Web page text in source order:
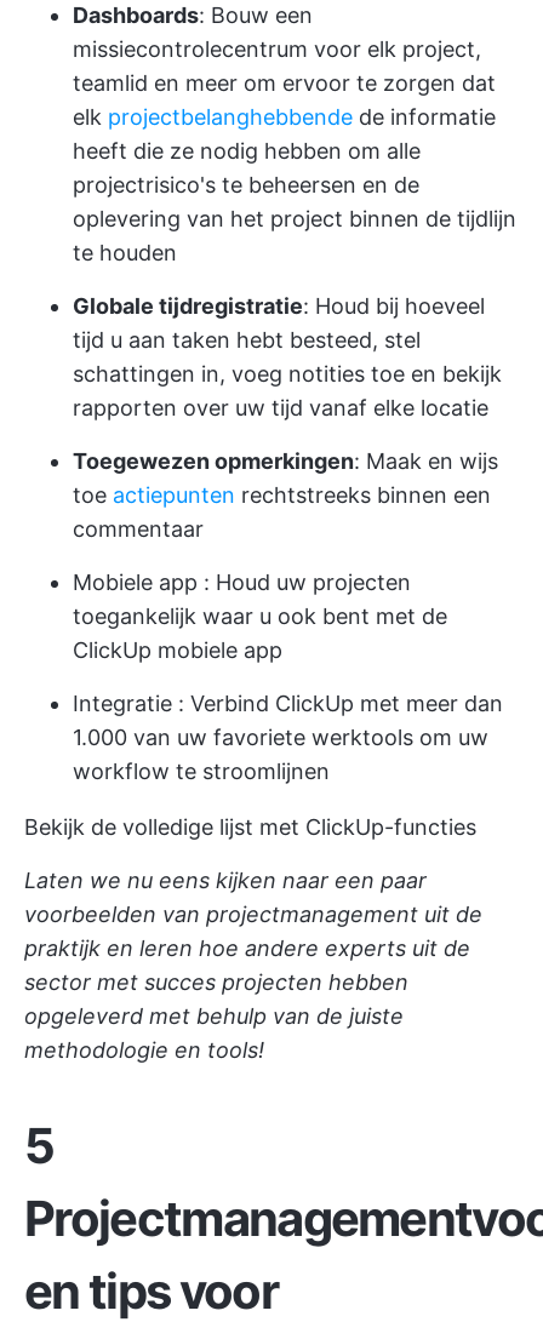
Dashboards: Bouw een
missiecontrolecentrum voor elk project,
teamlid en meer om ervoor te zorgen dat
elk projectbelanghebbende de informatie
heeft die ze nodig hebben om alle
projectrisico's te beheersen en de
oplevering van het project binnen de tijdlijn
te houden
Globale tijdregistratie: Houd bij hoeveel
tijd u aan taken hebt besteed, stel
schattingen in, voeg notities toe en bekijk
rapporten over uw tijd vanaf elke locatie
Toegewezen opmerkingen: Maak en wijs
toe actiepunten rechtstreeks binnen een
commentaar
Mobiele app : Houd uw projecten
toegankelijk waar u ook bent met de
ClickUp mobiele app
Integratie : Verbind ClickUp met meer dan
1.000 van uw favoriete werktools om uw
workflow te stroomlijnen
Bekijk de volledige lijst met ClickUp-functies
Laten we nu eens kijken naar een paar
voorbeelden van projectmanagement uit de
praktijk en leren hoe andere experts uit de
sector met succes projecten hebben
opgeleverd met behulp van de juiste
methodologie en tools!
5
en tips voor